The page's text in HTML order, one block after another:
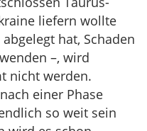
liefern wollte
hat, Schaden
–, wird
nicht werden.
einer Phase
so weit sein